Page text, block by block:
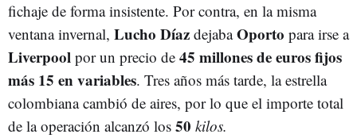
fichaje de forma insistente. Por contra, en la misma
ventana invernal, Lucho Díaz dejabaOporto para irse a
Liverpool por un precio de 45 millones de euros fijos
más 15 en variables. Tres años más tarde, la estrella
colombiana cambió de aires, por lo que el importe total
de la operación alcanzó los 50 kilos.